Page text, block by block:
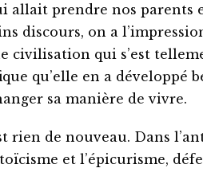
allait prendre nos parents
discours, on a
civilisation qui s’est
qu’elle en a développé
sa manière de vivre.
rien de nouveau. Dans
et l’épicurisme,